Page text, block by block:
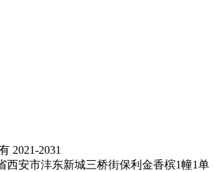
2021-2031
西安市沣东新城三桥街保利金香槟1幢1单